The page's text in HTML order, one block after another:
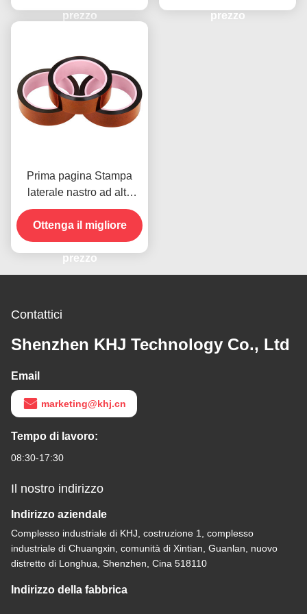
prezzo prezzo
Prima pagina Stampa
laterale nastro ad alta
temperatura per il
prodotto in magazzino
Ottenga il migliore
prezzo
Contattici
Shenzhen KHJ Technology Co., Ltd
Email
marketing@khj.cn
Tempo di lavoro:
08:30-17:30
Il nostro indirizzo
Indirizzo aziendale
Complesso industriale di KHJ, costruzione 1, complesso
industriale di Chuangxin, comunità di Xintian, Guanlan, nuovo
distretto di Longhua, Shenzhen, Cina 518110
Indirizzo della fabbrica